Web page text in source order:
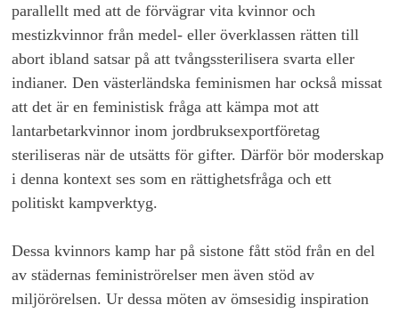
parallellt med att de förvägrar vita kvinnor och
mestizkvinnor från medel- eller överklassen rätten till
abort ibland satsar på att tvångssterilisera svarta eller
indianer. Den västerländska feminismen har också missat
att det är en feministisk fråga att kämpa mot att
lantarbetarkvinnor inom jordbruksexportföretag
steriliseras när de utsätts för gifter. Därför bör moderskap
i denna kontext ses som en rättighetsfråga och ett
politiskt kampverktyg.
Dessa kvinnors kamp har på sistone fått stöd från en del
av städernas feministrörelser men även stöd av
miljörörelsen. Ur dessa möten av ömsesidig inspiration